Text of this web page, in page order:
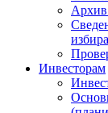
Инвесторам